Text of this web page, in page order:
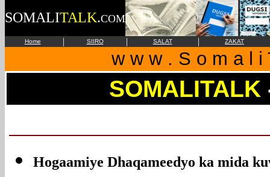
SOMALITALK.COM
Home | SIIRO | SALAT | ZAKAT
w w w . S o m a l i
SOMALITALK
Hogaamiye Dhaqameedyo ka mida